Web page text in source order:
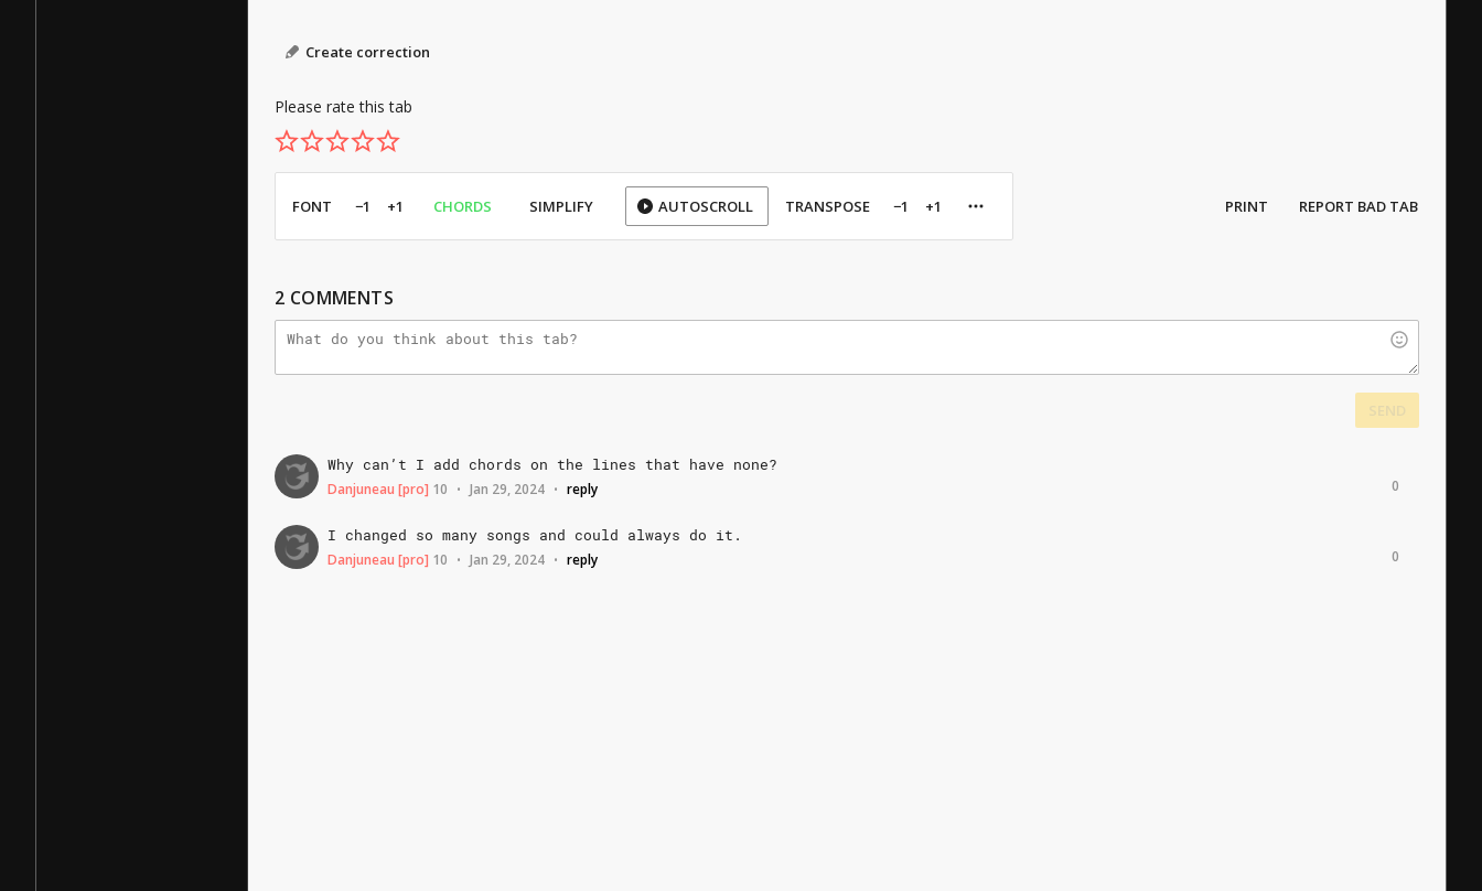
Create correction
Please rate this tab
FONT −1 +1 CHORDS SIMPLIFY AUTOSCROLL TRANSPOSE −1 +1 PRINT REPORT BAD TAB
2 COMMENTS
Why can’t I add chords on the lines that have none?
0
Danjuneau [pro] 10 • Jan 29, 2024 • reply
I changed so many songs and could always do it.
0
Danjuneau [pro] 10 • Jan 29, 2024 • reply